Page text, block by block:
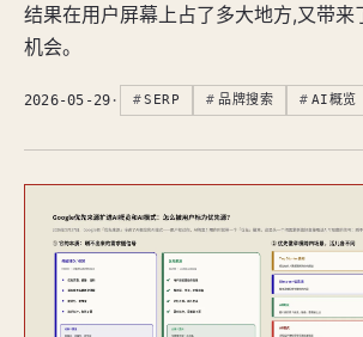
结果在用户屏幕上占了多大地方,又带来
机会。
2026-05-29 · SERP 品牌搜索 AI概览